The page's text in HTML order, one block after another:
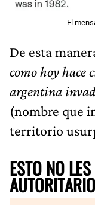
El
De esta
como hoy
argentina
(nombre que
territorio
ESTO NO